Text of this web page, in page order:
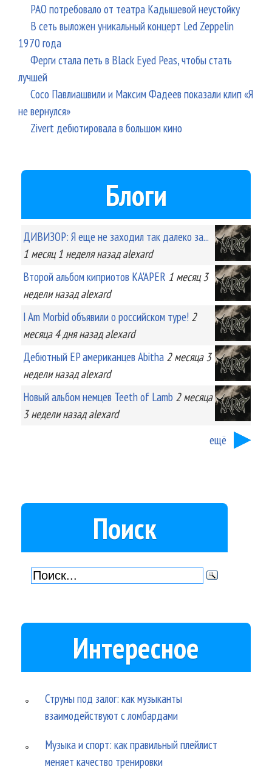
РАО потребовало от театра Кадышевой неустойку
В сеть выложен уникальный концерт Led Zeppelin
1970 года
Ферги стала петь в Black Eyed Peas, чтобы стать
лучшей
Сосо Павлиашвили и Максим Фадеев показали клип «Я
не вернулся»
Zivert дебютировала в большом кино
Блоги
ДИВИЗОР: Я еще не заходил так далеко за...
1 месяц 1 неделяназад alexard
Второй альбом киприотов KA'APER 1 месяц 3
неделиназад alexard
I Am Morbid объявили о российском туре! 2
месяца 4 дняназад alexard
Дебютный EP американцев Abitha 2 месяца 3
неделиназад alexard
Новый альбом немцев Teeth of Lamb 2 месяца
3 неделиназад alexard
ещё
Поиск
Интересное
Струны под залог: как музыканты
взаимодействуют с ломбардами
Музыка и спорт: как правильный плейлист
меняет качество тренировки